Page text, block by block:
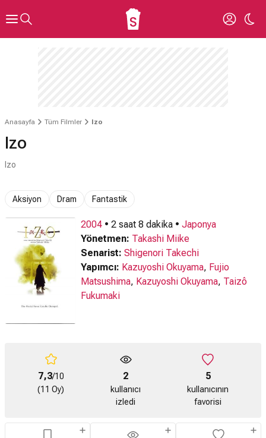
Anasayfa Tüm Filmler Izo
Izo
Izo
Aksiyon Dram Fantastik
2004 • 2 saat 8 dakika • Japonya
Yönetmen: Takashi Miike
Senarist: Shigenori Takechi
Yapımcı: Kazuyoshi Okuyama, Fujio
Matsushima, Kazuyoshi Okuyama, Taizô
Fukumaki
7,3/10
(11 Oy)
2
kullanıcı
izledi
5
kullanıcının
favorisi